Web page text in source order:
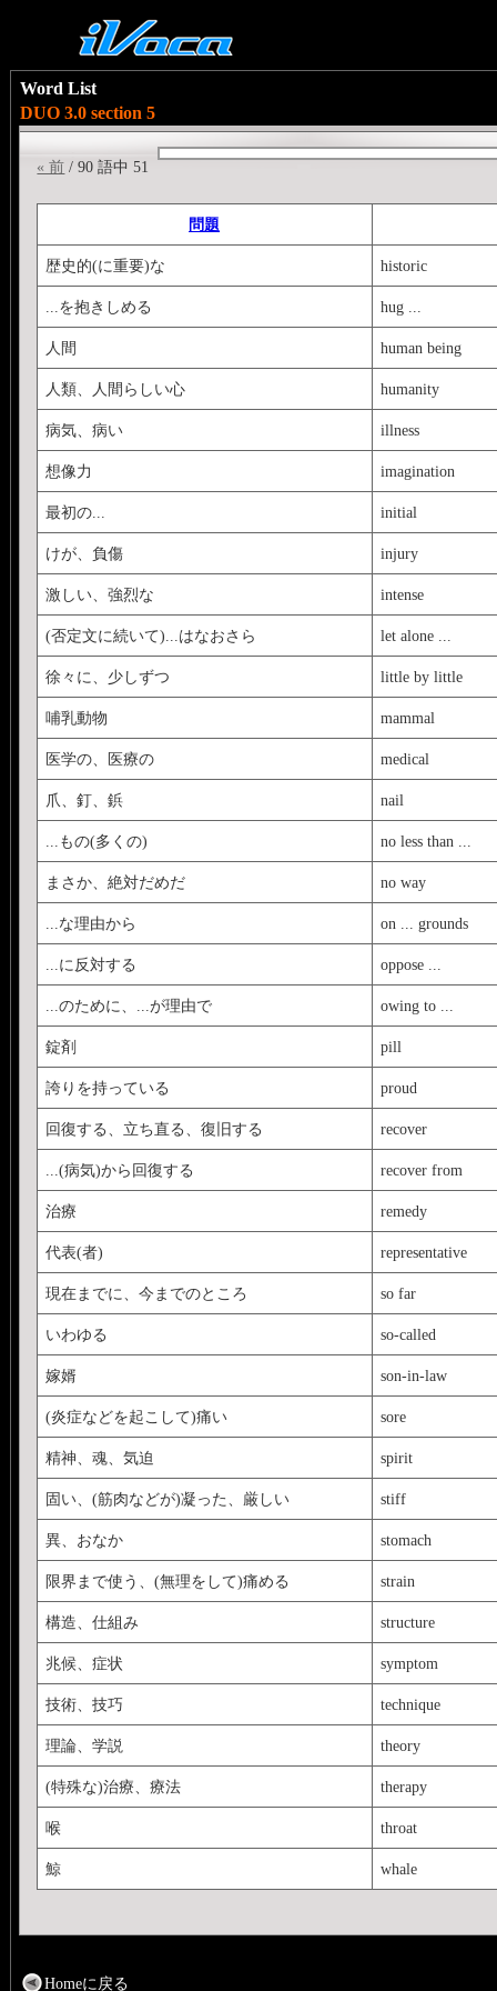
Word List
DUO 3.0 section 5
« 前 / 90 語中 51
問題
歴史的(に重要)な historic
...を抱きしめる hug ...
人間 human being
人類、人間らしい心 humanity
病気、病い illness
想像力 imagination
最初の... initial
けが、負傷 injury
激しい、強烈な intense
(否定文に続いて)...はなおさら let alone ...
徐々に、少しずつ little by little
哺乳動物 mammal
医学の、医療の medical
爪、釘、鋲 nail
...もの(多くの) no less than ...
まさか、絶対だめだ no way
...な理由から on ... grounds
...に反対する oppose ...
...のために、...が理由で owing to ...
錠剤 pill
誇りを持っている proud
回復する、立ち直る、復旧する recover
...(病気)から回復する recover from
治療 remedy
代表(者) representative
現在までに、今までのところ so far
いわゆる so-called
嫁婿 son-in-law
(炎症などを起こして)痛い sore
精神、魂、気迫 spirit
固い、(筋肉などが)凝った、厳しい stiff
異、おなか stomach
限界まで使う、(無理をして)痛める strain
構造、仕組み structure
兆候、症状 symptom
技術、技巧 technique
理論、学説 theory
(特殊な)治療、療法 therapy
喉 throat
鯨 whale
Homeに戻る